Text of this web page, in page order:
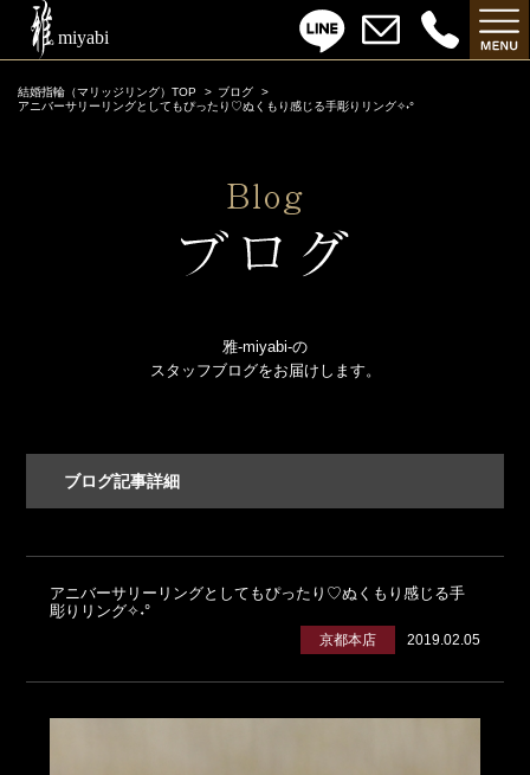
結婚指輪（マリッジリング）TOP
ブログ
アニバーサリーリングとしてもぴったり♡ぬくもり感じる手彫りリング✧˖°
雅-miyabi-の
スタッフブログをお届けします。
ブログ記事詳細
アニバーサリーリングとしてもぴったり♡ぬくもり感じる手
彫りリング✧˖°
2019.02.05
京都本店